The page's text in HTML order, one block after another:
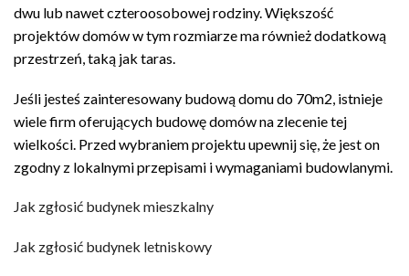
dwu lub nawet czteroosobowej rodziny. Większość
projektów domów w tym rozmiarze ma również dodatkową
przestrzeń, taką jak taras.
Jeśli jesteś zainteresowany budową domu do 70m2, istnieje
wiele firm oferujących budowę domów na zlecenie tej
wielkości. Przed wybraniem projektu upewnij się, że jest on
zgodny z lokalnymi przepisami i wymaganiami budowlanymi.
Jak zgłosić budynek mieszkalny
Jak zgłosić budynek letniskowy